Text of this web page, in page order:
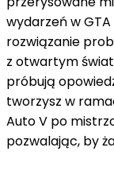
wydarzeń w
rozwiązanie
z otwartym
próbują
tworzysz w
Auto V po
pozwalając, by